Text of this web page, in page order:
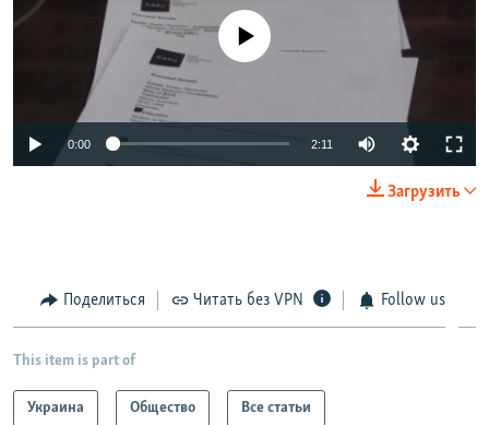
No media source currently available
0:00 2:11
Загрузить
Поделиться Читать без VPN Follow us
This item is part of
Украина Общество Все статьи